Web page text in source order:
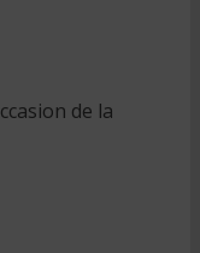
de la